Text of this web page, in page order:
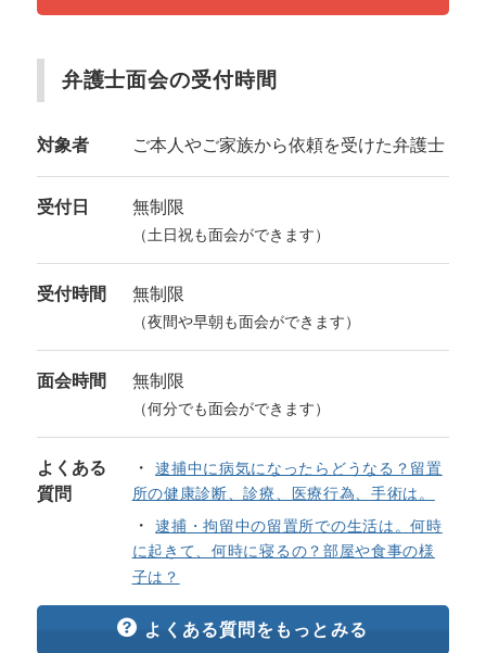
弁護士面会の受付時間
対象者 ご本人やご家族から依頼を受けた弁護士
受付日 無制限
（土日祝も面会ができます）
受付時間 無制限
（夜間や早朝も面会ができます）
面会時間 無制限
（何分でも面会ができます）
よくある
質問
逮捕中に病気になったらどうなる？留置
所の健康診断、診療、医療行為、手術は。
逮捕・拘留中の留置所での生活は。何時
に起きて、何時に寝るの？部屋や食事の様
子は？
よくある質問をもっとみる